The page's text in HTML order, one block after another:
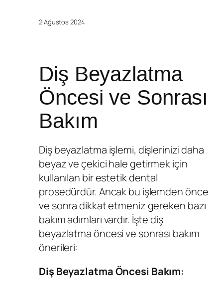
2 Ağustos 2024
Diş Beyazlatma
Öncesi ve Sonrası
Bakım
Diş beyazlatma işlemi, dişlerinizi daha
beyaz ve çekici hale getirmek için
kullanılan bir estetik dental
prosedürdür. Ancak bu işlemden önce
ve sonra dikkat etmeniz gereken bazı
bakım adımları vardır. İşte diş
beyazlatma öncesi ve sonrası bakım
önerileri:
Diş Beyazlatma Öncesi Bakım: